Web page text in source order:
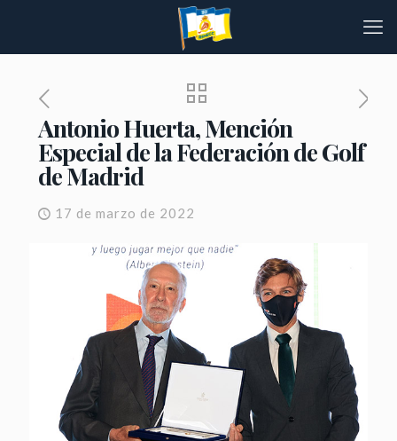
Antonio Huerta, Mención
Especial de la Federación de Golf
de Madrid
17 de marzo de 2022